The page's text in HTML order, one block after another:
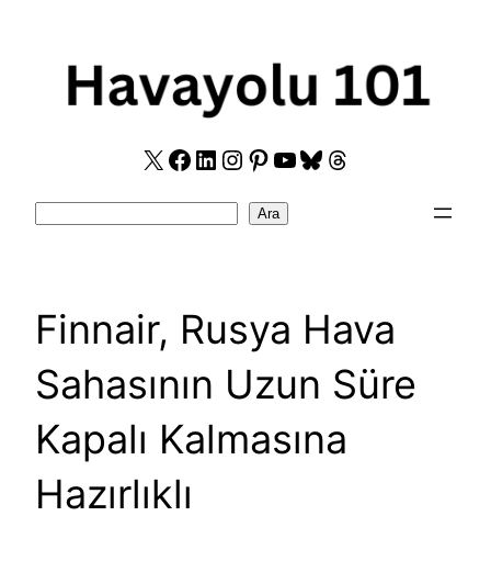
X Facebook
LinkedIn
Instagram
Pinterest
YouTube
Bluesky
Threads
Ara
Finnair, Rusya Hava
Sahasının Uzun Süre
Kapalı Kalmasına
Hazırlıklı